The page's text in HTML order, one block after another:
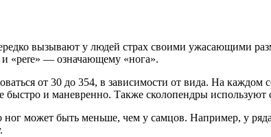
вызывают у людей страх своими ужасающими
«pere» — означающему «нога».
от 30 до 354, в зависимости от вида. На
быстро и маневренно. Также сколопендры
ног может быть меньше, чем у самцов. Например, у